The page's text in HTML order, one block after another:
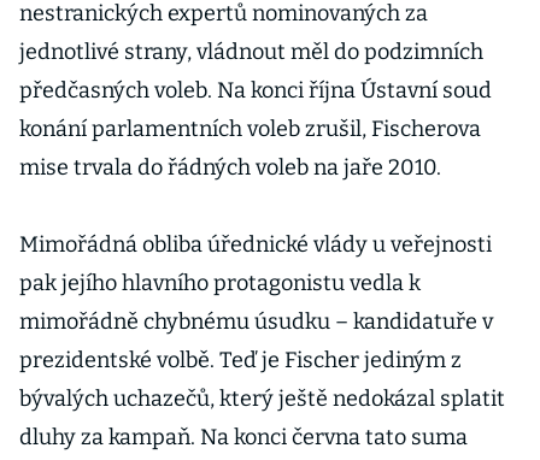
nestranických expertů nominovaných za
jednotlivé strany, vládnout měl do podzimních
předčasných voleb. Na konci října Ústavní soud
konání parlamentních voleb zrušil, Fischerova
mise trvala do řádných voleb na jaře 2010.
Mimořádná obliba úřednické vlády u veřejnosti
pak jejího hlavního protagonistu vedla k
mimořádně chybnému úsudku – kandidatuře v
prezidentské volbě. Teď je Fischer jediným z
bývalých uchazečů, který ještě nedokázal splatit
dluhy za kampaň. Na konci června tato suma